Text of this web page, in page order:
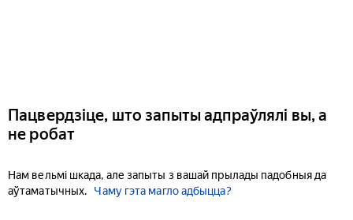
Пацвердзіце, што запыты адпраўлялі вы, а
не робат
Нам вельмі шкада, але запыты з вашай прылады падобныя да
аўтаматычных.
Чаму гэта магло адбыцца?